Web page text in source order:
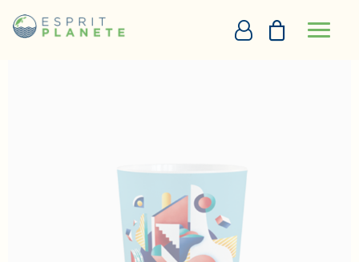
+33290097273
DEMANDE D’APPEL
Accueil Gobelet personnalisé CUP25 Light